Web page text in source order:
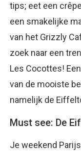
tips; eet een
een smakelijke
van het Grizzly
zoek naar een
Les Cocottes!
van de mooiste
namelijk de
Must see: De
Je weekend